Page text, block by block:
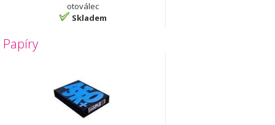
otoválec
Skladem
Papíry